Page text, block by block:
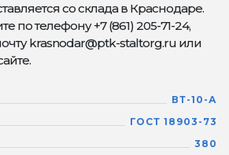
со склада в Краснодаре.
по телефону +7 (861) 205-71-24,
krasnodar@ptk-staltorg.ru или
ВТ-10-А
ГОСТ 18903-73
380